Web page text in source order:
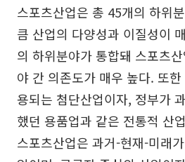
스포츠산업은 총 45개의 하위
큼 산업의 다양성과 이질성이
의 하위분야가 통합돼 스포츠
야 간 의존도가 매우 높다. 또
용되는 첨단산업이자, 정부가
했던 용품업과 같은 전통적 산
스포츠산업은 과거-현재-미래